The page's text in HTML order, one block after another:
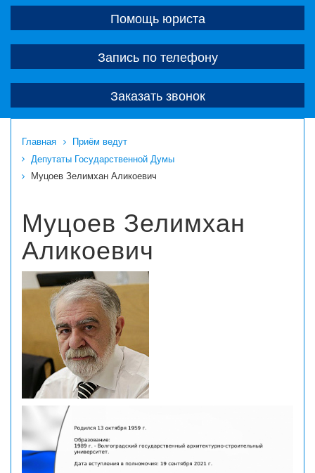
Помощь юриста
Запись по телефону
Заказать звонок
Главная
Приём ведут
Депутаты Государственной Думы
Муцоев Зелимхан Аликоевич
Муцоев Зелимхан
Аликоевич